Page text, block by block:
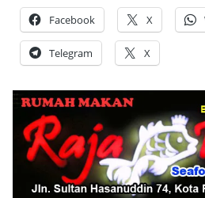
Facebook X
Telegram X